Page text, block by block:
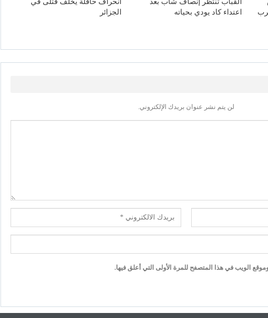
القباب تنتظر إنصاف شاب بعد
اعتداء كاد يودي بحياته
انحراف حافلة يخلف قتلى في
الجزائر
لن يتم نشر عنوان بريدك الإلكتروني.
الويب في هذا المتصفح للمرة الأولى التي أعلق فيها.